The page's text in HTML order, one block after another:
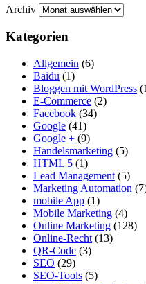
Archiv
Kategorien
Allgemein (6)
Baidu (1)
Bloggen mit WordPress
E-Commerce (2)
Facebook (34)
Google (41)
Google + (9)
Handelsmarketing (5)
HTML 5 (1)
Lead Management (5)
Marketing Automation
mobile App (1)
Mobile Marketing (4)
Online Marketing (128)
Online-Recht (13)
QR-Code (3)
SEO (29)
SEO-Tools (5)